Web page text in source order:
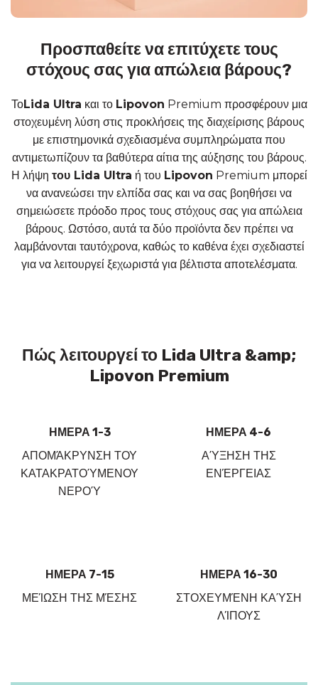
Προσπαθείτε να επιτύχετε τους
στόχους σας για απώλεια βάρους?
ΤοLida Ultra και το Lipovon Premium προσφέρουν μια
στοχευμένη λύση στις προκλήσεις της διαχείρισης βάρους
με επιστημονικά σχεδιασμένα συμπληρώματα που
αντιμετωπίζουν τα βαθύτερα αίτια της αύξησης του βάρους.
Η λήψη του Lida Ultra ή του Lipovon Premium μπορεί
να ανανεώσει την ελπίδα σας και να σας βοηθήσει να
σημειώσετε πρόοδο προς τους στόχους σας για απώλεια
βάρους. Ωστόσο, αυτά τα δύο προϊόντα δεν πρέπει να
λαμβάνονται ταυτόχρονα, καθώς το καθένα έχει σχεδιαστεί
για να λειτουργεί ξεχωριστά για βέλτιστα αποτελέσματα.
Πώς λειτουργεί το Lida Ultra &amp;
Lipovon Premium
ΗΜΕΡΑ 1-3
ΑΠΟΜΆΚΡΥΝΣΗ ΤΟΥ
ΚΑΤΑΚΡΑΤΟΎΜΕΝΟΥ
ΝΕΡΟΎ
ΗΜΕΡΑ 4-6
ΑΎΞΗΣΗ ΤΗΣ
ΕΝΈΡΓΕΙΑΣ
ΗΜΕΡΑ 7-15
ΜΕΊΩΣΗ ΤΗΣ ΜΈΣΗΣ
ΗΜΕΡΑ 16-30
ΣΤΟΧΕΥΜΈΝΗ ΚΑΎΣΗ
ΛΊΠΟΥΣ